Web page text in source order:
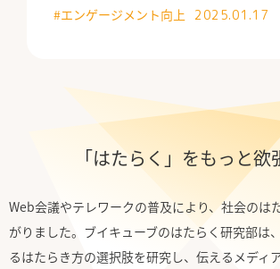
#エンゲージメント向上
2025.01.17
「はたらく」をもっと欲
Web会議やテレワークの普及により、社会のは
がりました。ブイキューブのはたらく研究部は
るはたらき方の選択肢を研究し、伝えるメディア